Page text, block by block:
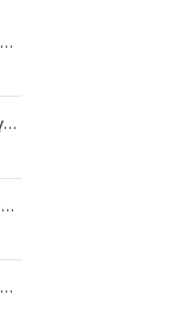
Квант сан: утга учир, хэрхэн ажилладаг ба арилжаачид яагаад үүнийг ойлгох ёстой вэ
Санхүүгийн алхими: Үнэ яагаад үндсийг бүрдүүлдэг вэ?
Wells Fargo-гийн онцлог юу вэ? Түүх, баримт ба ойлголтууд
Жорж Соросын стратеги: Английн Төв Банкыг Эвдэлсэн Хүний Сургамж